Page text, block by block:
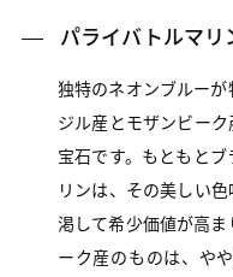
パライバトルマリ
独特のネオンブルー
ジル産とモザンビー
宝石です。もともと
リンは、その美しい
渇して希少価値が高
ーク産のものは、や